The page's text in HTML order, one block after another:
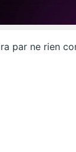
par ne rien